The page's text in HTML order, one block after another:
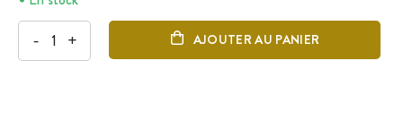
- + AJOUTER AU PANIER